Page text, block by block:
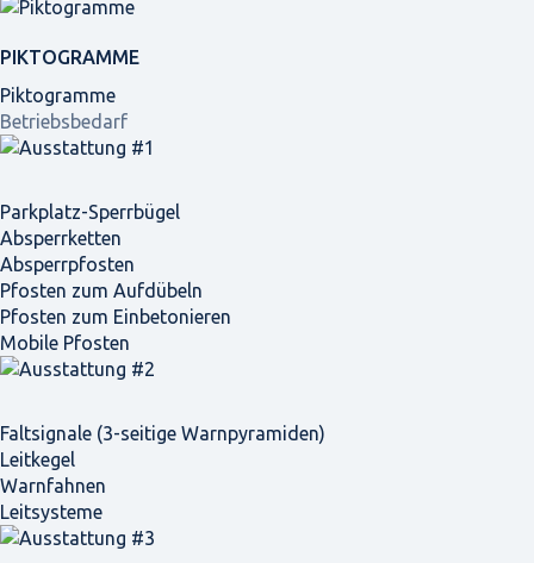
PIKTOGRAMME
Piktogramme
Betriebsbedarf
Parkplatz-Sperrbügel
Absperrketten
Absperrpfosten
Pfosten zum Aufdübeln
Pfosten zum Einbetonieren
Mobile Pfosten
Faltsignale (3-seitige Warnpyramiden)
Leitkegel
Warnfahnen
Leitsysteme